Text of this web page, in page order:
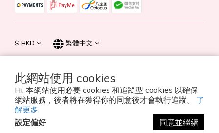
此網站使用 cookies
Hi, 本網站使用必要 cookies 和追蹤型 cookies 以確保
網站服務，後者將在獲得你的同意後才會執行追蹤。 了
解更多
設定偏好
同意並繼續
$ HKD 繁體中文
© 2026 Summer Life Holdings Ltd. All rights reserved.